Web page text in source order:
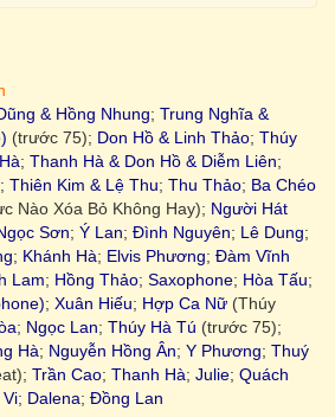
& Hồng Nhung; Trung Nghĩa &
(trước 75); Don Hồ & Linh Thảo; Thúy
; Thanh Hà & Don Hồ & Diễm Liên;
; Thiên Kim & Lệ Thu; Thu Thảo; Ba Chéo
Nào Xóa Bỏ Không Hay); Người Hát
Sơn; Ý Lan; Đình Nguyên; Lê Dung;
; Khánh Hà; Elvis Phương; Đàm Vĩnh
Lam; Hồng Thảo; Saxophone; Hòa Tấu;
; Xuân Hiếu; Hợp Ca Nữ (Thúy
; Ngọc Lan; Thúy Hà Tú (trước 75);
Hà; Nguyễn Hồng Ân; Y Phương; Thuý
Trần Cao; Thanh Hà; Julie; Quách
Vi; Dalena; Đồng Lan